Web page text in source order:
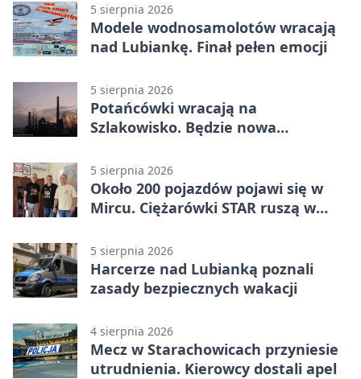
5 sierpnia 2026
Modele wodnosamolotów wracają
nad Lubiankę. Finał pełen emocji
5 sierpnia 2026
Potańcówki wracają na
Szlakowisko. Będzie nowa
5 sierpnia 2026
Około 200 pojazdów pojawi się w
Mircu. Ciężarówki STAR ruszą w
5 sierpnia 2026
Harcerze nad Lubianką poznali
zasady bezpiecznych wakacji
4 sierpnia 2026
Mecz w Starachowicach przyniesie
utrudnienia. Kierowcy dostali apel